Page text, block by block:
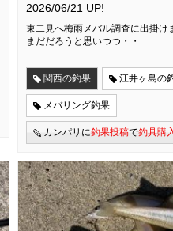
2026/06/21 UP!
東二見へ梅雨メバル調査に出掛け
まだだろうと思いつつ・・…
関西の釣果 江井ヶ島の
メバリング釣果
カンパリに釣果投稿で釣具購